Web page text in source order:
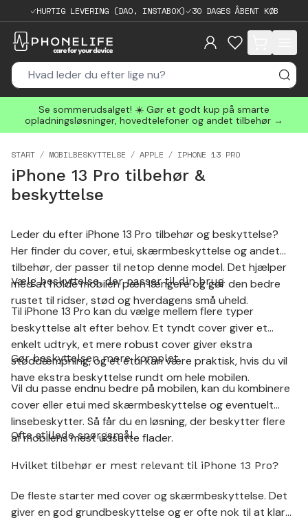
HURTIG LEVERING (DAO, INSTABOX) 30 DAGES ÅBENT KØB
items in cart,
Se sommerudsalget! ☀️ Gør et godt kup på smarte
opladningsløsninger, hovedtelefoner og andet tilbehør →
START MOBILBESKYTTELSE APPLE IPHONE 13 PRO
iPhone 13 Pro tilbehør &
beskyttelse
Leder du efter iPhone 13 Pro tilbehør og beskyttelse?
Her finder du cover, etui, skærmbeskyttelse og andet
tilbehør, der passer til netop denne model. Det hjælper
med at holde mobilen pæn længere og gør den bedre
rustet til ridser, stød og hverdagens små uheld.
Vælg beskyttelse, der passer til din brug
Til iPhone 13 Pro kan du vælge mellem flere typer
beskyttelse alt efter behov. Et tyndt cover giver et
enkelt udtryk, et mere robust cover giver ekstra
støddæmpning, og et etui kan være praktisk, hvis du vil
have ekstra beskyttelse rundt om hele mobilen.
Gør beskyttelsen mere komplet
Vil du passe endnu bedre på mobilen, kan du kombinere
cover eller etui med skærmbeskyttelse og eventuelt
linsebeskytter. Så får du en løsning, der beskytter flere
af mobilens mest udsatte flader.
Ofte stillede spørgsmål
Hvilket tilbehør er mest relevant til iPhone 13 Pro?
De fleste starter med cover og skærmbeskyttelse. Det
giver en god grundbeskyttelse og er ofte nok til at klare